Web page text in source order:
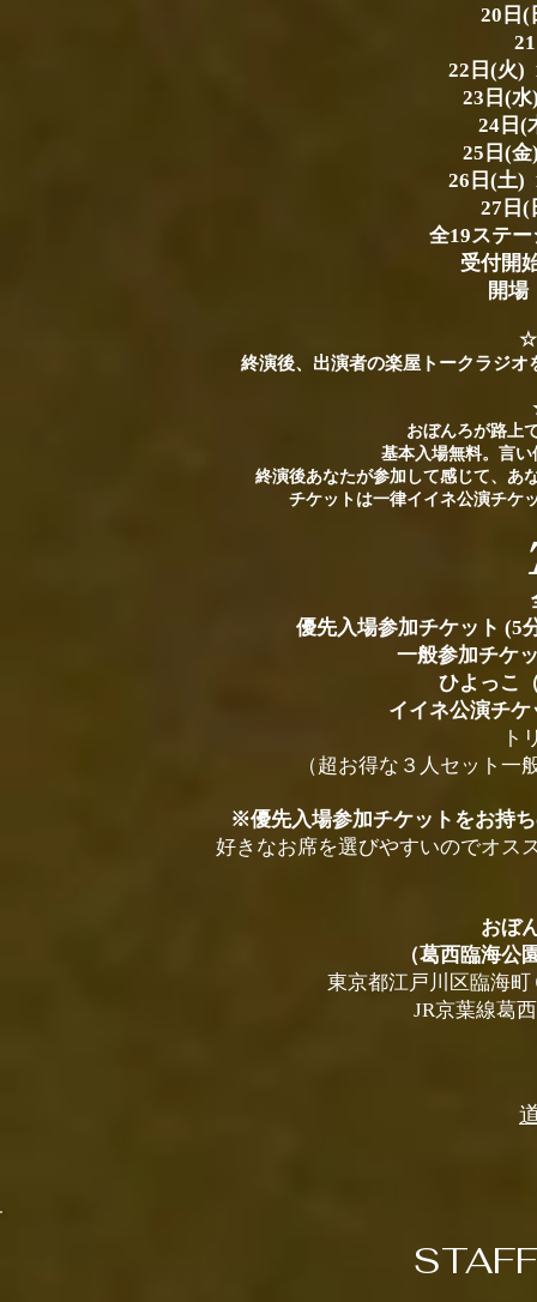
20日(
22日(火
23日(
24日(
25日(
26日(土)
27日(
全19ステ
受付開
開場
☆
終演後、出演者の楽屋トークラジ
おぼんろが路上
基本入場無料。言
終演後あなたが参加して感じて、 あ
チケットは一律イイネ公演チケ
優先入場参加チケット (5
一般参加チケ
ひよっこ
イイネ公演チ
ト
（超お得な３人セット一
※優先入場参加チケットをお持
好きなお席を選びやすいのでオス
おぼ
（葛西臨海公
東京都江戸川区臨海
JR京葉線葛
STAFF